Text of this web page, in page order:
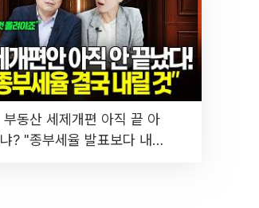
부동산 세제개편 아직 끝 아
냐? "종부세율 발표보다 내릴